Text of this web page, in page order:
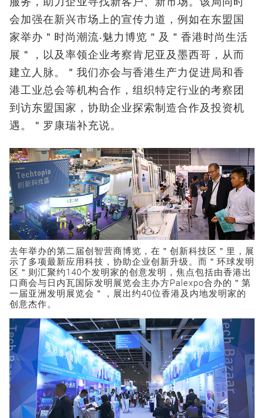
会加强在新兴市场上的宣传力道，例如在东盟国
家举办＂时尚潮流‧魅力博览＂及＂香港时尚生活
展＂，以及率领企业考察肯尼亚及墨西哥，从而
建立人脉。＂我们亦会与香港生产力促进局和香
港工业总会等机构合作，组织特定行业的考察团
到访东盟国家，协助企业探索制造合作及投资机
遇。＂罗康瑞补充说。
去年举办的第二届创智营商博览，在＂创新科技区＂里，展
示了多项最新应用科技，协助企业创新升级。而＂环球发明
区＂则汇聚约140个发明家的创意发明，焦点包括由香港出
口商会与日内瓦国际发明展览会主办方Palexpo合办的＂第
一届亚洲发明展览会＂，展出约40位香港及内地发明家的
创意杰作。